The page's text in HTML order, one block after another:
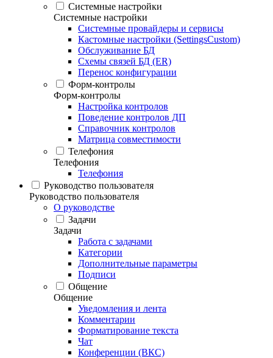
Системные настройки
Системные настройки
Системные провайдеры и сервисы
Кастомные настройки (SettingsCustom)
Обслуживание БД
Схемы связей БД (ER)
Перенос конфигурации
Форм-контролы
Форм-контролы
Настройка контролов
Поведение контролов ДП
Справочник контролов
Матрица совместимости
Телефония
Телефония
Телефония
Руководство пользователя
Руководство пользователя
О руководстве
Задачи
Задачи
Работа с задачами
Категории
Дополнительные параметры
Подписи
Общение
Общение
Уведомления и лента
Комментарии
Форматирование текста
Чат
Конференции (ВКС)